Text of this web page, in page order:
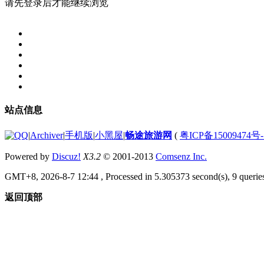
请先登录后才能继续浏览
站点信息
|Archiver|手机版|小黑屋|畅途旅游网 ( 粤ICP备15009474号-
Powered by Discuz! X3.2 © 2001-2013 Comsenz Inc.
GMT+8, 2026-8-7 12:44 , Processed in 5.305373 second(s), 9
返回顶部